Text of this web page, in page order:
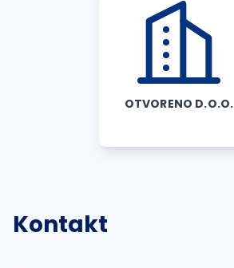
OTVORENO D.O.O.
Kontakt